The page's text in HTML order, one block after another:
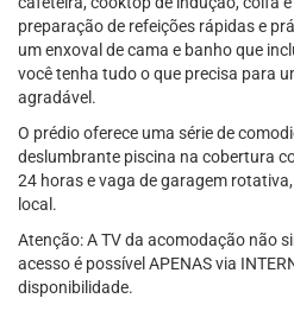
preparação de refeições rápidas e
um enxoval de cama e banho que
você tenha tudo o que precisa para
agradável.
O prédio oferece uma série de
deslumbrante piscina na cobertura
24 horas e vaga de garagem
local.
Atenção: A TV da acomodação não
acesso é possível APENAS via
disponibilidade.